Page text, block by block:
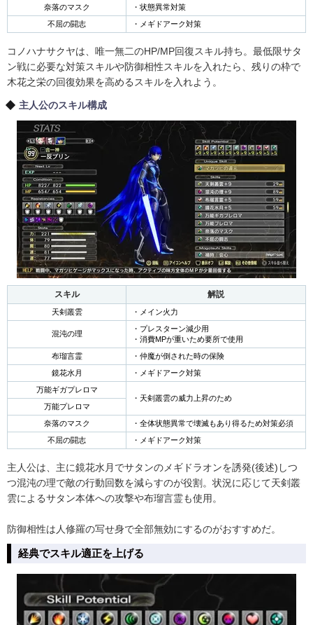
奈落のマスク
・状態異常対策
不屈の闘志
・メギドアーク対策
コノハナサクヤは、唯一無二のHP/MP回復スキル持ち。最低限サタ
ン戦に必要な対策スキルや防御相性スキルを入れたら、残りの枠で
木花之栄の回復効果を高めるスキルを入れよう。
主人公のスキル構成
スキル 解説
天剣叢雲 ・メイン火力
混沌の理
・プレスターン減少用
・消費MPが重いため要所で使用
布瑠言霊
・仲魔が倒された時の保険
鏡花水月
・メギドアーク対策
万能ギガプレロマ
・天剣叢雲の威力上昇のため
万能プレロマ
奈落のマスク
・全体状態異常で壊滅もあり得るため対策必須
不屈の闘志
・メギドアーク対策
主人公は、主に鏡花水月でサタンのメギドラオンを誘発(後述)しつ
つ混沌の理で敵の行動回数を減らすのが役割。状況に応じて天剣叢
雲によるサタン本体への攻撃や布瑠言霊も使用。
防御相性は人修羅の写せ身で全部無効にするのがおすすめだ。
経典でスキル適正を上げる